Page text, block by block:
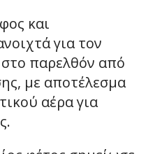
και
για τον
παρελθόν από
με αποτέλεσμα
αέρα για